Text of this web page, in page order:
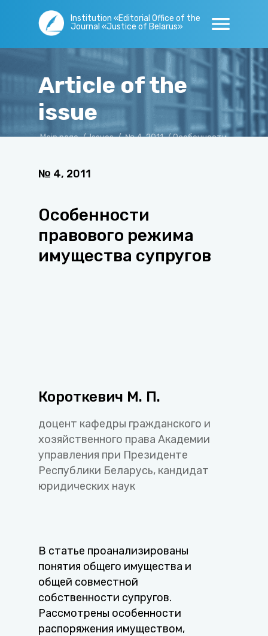
Institution «Editorial Office of the
Journal «Justice of Belarus»
Article of the
issue
Main page / Issues / № 4, 2011 /Особенности
№ 4, 2011
Особенности
правового режима
имущества супругов
Короткевич М. П.
доцент кафедры гражданского и
хозяйственного права Академии
управления при Президенте
Республики Беларусь, кандидат
юридических наук
В статье проанализированы
понятия общего имущества и
общей совместной
собственности супругов.
Рассмотрены особенности
распоряжения имуществом,